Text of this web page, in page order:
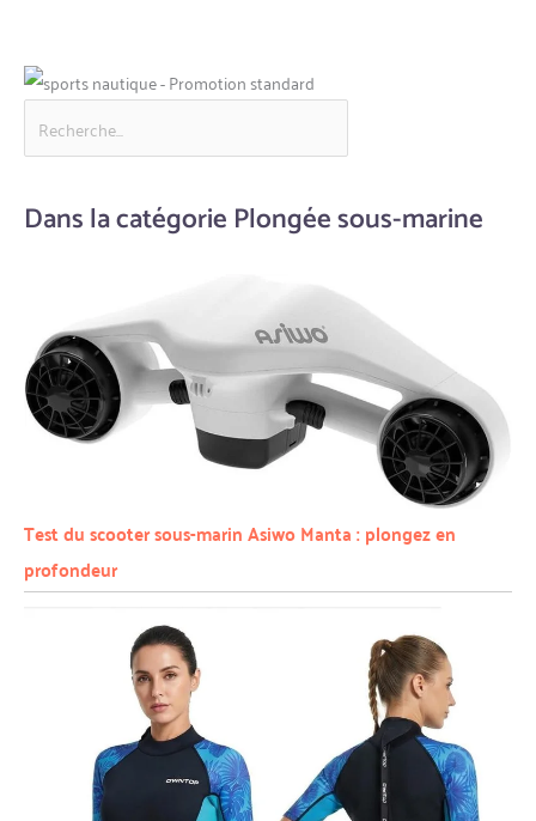
Dans la catégorie Plongée sous-marine
Test du scooter sous-marin Asiwo Manta : plongez en
profondeur